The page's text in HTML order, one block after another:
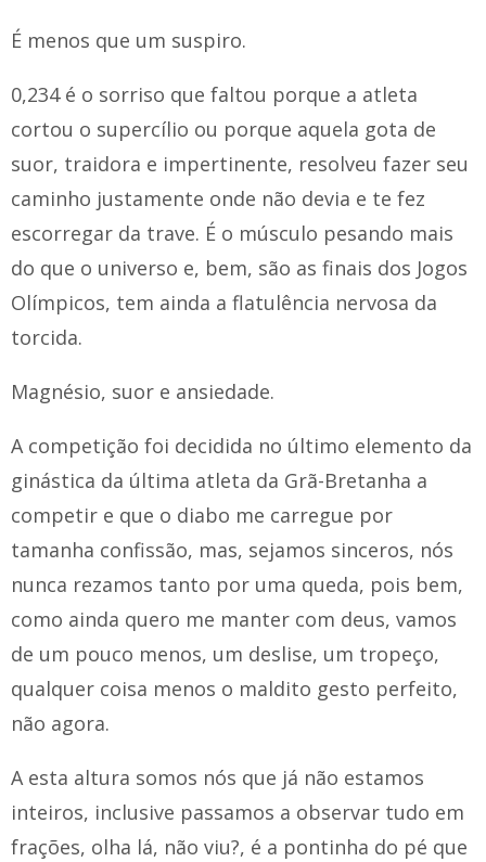
É menos que um suspiro.
0,234 é o sorriso que faltou porque a atleta
cortou o supercílio ou porque aquela gota de
suor, traidora e impertinente, resolveu fazer seu
caminho justamente onde não devia e te fez
escorregar da trave. É o músculo pesando mais
do que o universo e, bem, são as finais dos Jogos
Olímpicos, tem ainda a flatulência nervosa da
torcida.
Magnésio, suor e ansiedade.
A competição foi decidida no último elemento da
ginástica da última atleta da Grã-Bretanha a
competir e que o diabo me carregue por
tamanha confissão, mas, sejamos sinceros, nós
nunca rezamos tanto por uma queda, pois bem,
como ainda quero me manter com deus, vamos
de um pouco menos, um deslise, um tropeço,
qualquer coisa menos o maldito gesto perfeito,
não agora.
A esta altura somos nós que já não estamos
inteiros, inclusive passamos a observar tudo em
frações, olha lá, não viu?, é a pontinha do pé que